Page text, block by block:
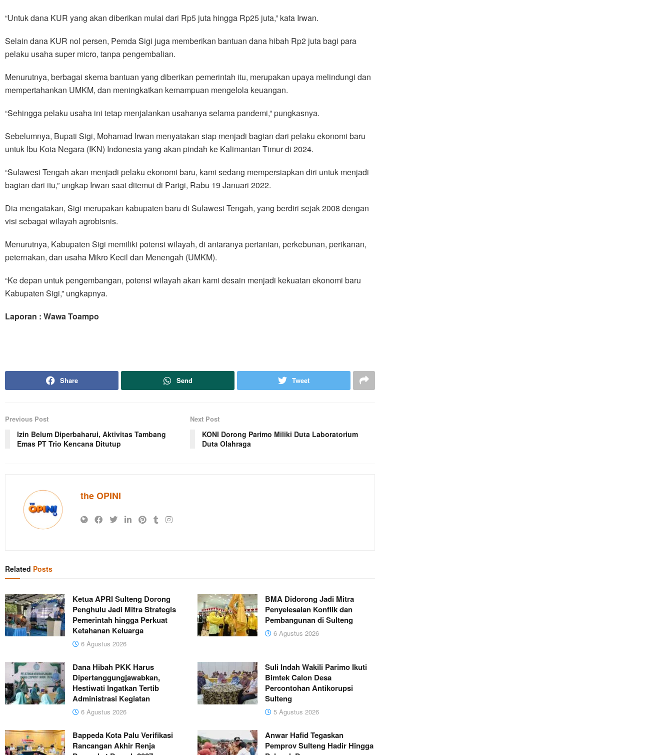
“Untuk dana KUR yang akan diberikan mulai dari Rp5 juta hingga Rp25 juta,” kata Irwan.
Selain dana KUR nol persen, Pemda Sigi juga memberikan bantuan dana hibah Rp2 juta bagi para
pelaku usaha super micro, tanpa pengembalian.
Menurutnya, berbagai skema bantuan yang diberikan pemerintah itu, merupakan upaya melindungi dan
mempertahankan UMKM, dan meningkatkan kemampuan mengelola keuangan.
“Sehingga pelaku usaha ini tetap menjalankan usahanya selama pandemi,” pungkasnya.
Sebelumnya, Bupati Sigi, Mohamad Irwan menyatakan siap menjadi bagian dari pelaku ekonomi baru
untuk Ibu Kota Negara (IKN) Indonesia yang akan pindah ke Kalimantan Timur di 2024.
“Sulawesi Tengah akan menjadi pelaku ekonomi baru, kami sedang mempersiapkan diri untuk menjadi
bagian dari itu,” ungkap Irwan saat ditemui di Parigi, Rabu 19 Januari 2022.
Dia mengatakan, Sigi merupakan kabupaten baru di Sulawesi Tengah, yang berdiri sejak 2008 dengan
visi sebagai wilayah agrobisnis.
Menurutnya, Kabupaten Sigi memiliki potensi wilayah, di antaranya pertanian, perkebunan, perikanan,
peternakan, dan usaha Mikro Kecil dan Menengah (UMKM).
“Ke depan untuk pengembangan, potensi wilayah akan kami desain menjadi kekuatan ekonomi baru
Kabupaten Sigi,” ungkapnya.
Laporan : Wawa Toampo
Share Send Tweet
Previous Post
Izin Belum Diperbaharui, Aktivitas Tambang
Emas PT Trio Kencana Ditutup
Next Post
KONI Dorong Parimo Miliki Duta Laboratorium
Duta Olahraga
the OPINI
Related Posts
Ketua APRI Sulteng Dorong
Penghulu Jadi Mitra Strategis
Pemerintah hingga Perkuat
Ketahanan Keluarga
6 Agustus 2026
BMA Didorong Jadi Mitra
Penyelesaian Konflik dan
Pembangunan di Sulteng
6 Agustus 2026
Dana Hibah PKK Harus
Dipertanggungjawabkan,
Hestiwati Ingatkan Tertib
Administrasi Kegiatan
6 Agustus 2026
Suli Indah Wakili Parimo Ikuti
Bimtek Calon Desa
Percontohan Antikorupsi
Sulteng
5 Agustus 2026
Bappeda Kota Palu Verifikasi
Rancangan Akhir Renja
Anwar Hafid Tegaskan
Pemprov Sulteng Hadir Hingga